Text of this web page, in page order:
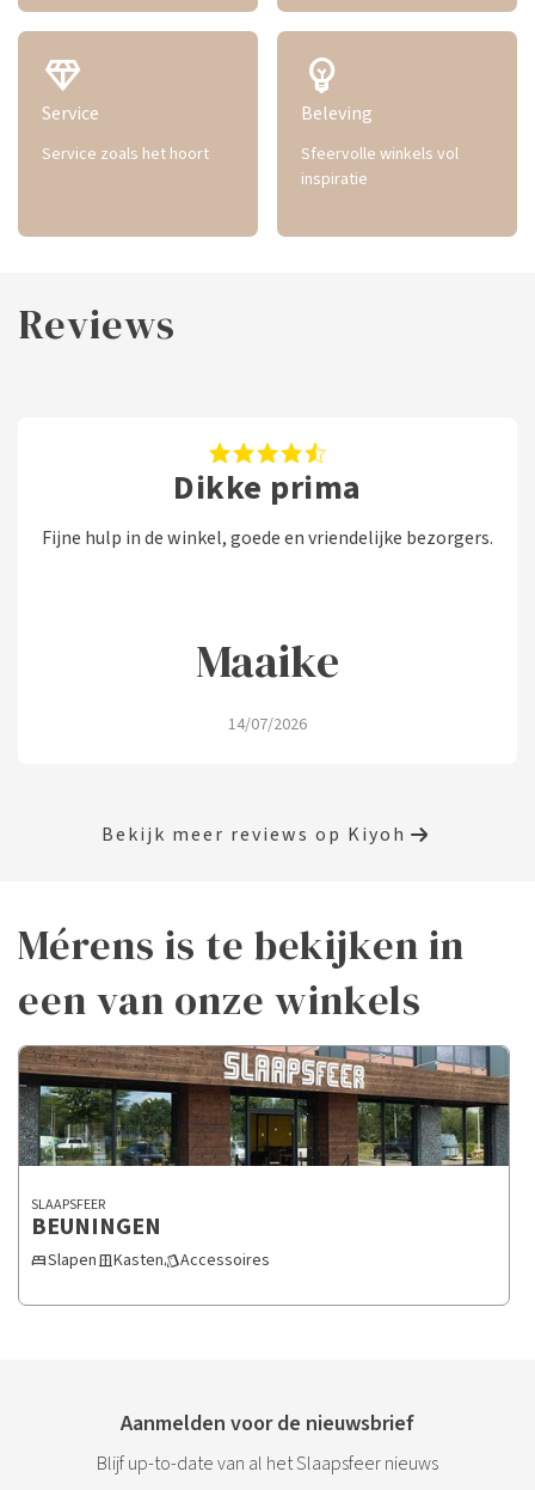
diamond
Service
Service zoals het hoort
emoji_objects
Beleving
Sfeervolle winkels vol
inspiratie
Reviews
Dikke prima
Fijne hulp in de winkel, goede en vriendelijke bezorgers.
Maaike
14/07/2026
Bekijk meer reviews op Kiyoh
Mérens is te bekijken in
een van onze winkels
SLAAPSFEER
BEUNINGEN
bedSlapendoor_slidingKastenstyleAccessoires
Aanmelden voor de nieuwsbrief
Blijf up-to-date van al het Slaapsfeer nieuws